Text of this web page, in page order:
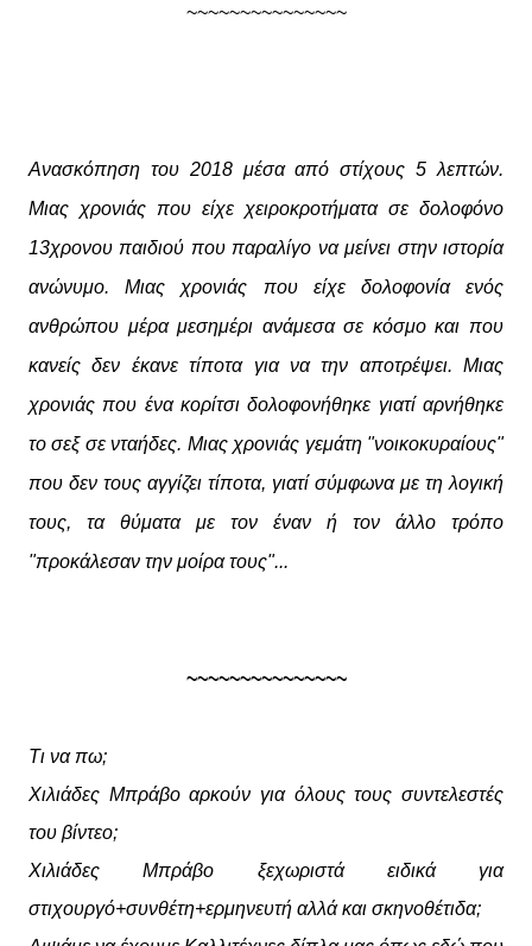
~~~~~~~~~~~~~~~
Ανασκόπηση του 2018 μέσα από στίχους 5 λεπτών.
Μιας χρονιάς που είχε χειροκροτήματα σε δολοφόνο
13χρονου παιδιού που παραλίγο να μείνει στην ιστορία
ανώνυμο. Μιας χρονιάς που είχε δολοφονία ενός
ανθρώπου μέρα μεσημέρι ανάμεσα σε κόσμο και που
κανείς δεν έκανε τίποτα για να την αποτρέψει. Μιας
χρονιάς που ένα κορίτσι δολοφονήθηκε γιατί αρνήθηκε
το σεξ σε νταήδες. Μιας χρονιάς γεμάτη "νοικοκυραίους"
που δεν τους αγγίζει τίποτα, γιατί σύμφωνα με τη λογική
τους, τα θύματα με τον έναν ή τον άλλο τρόπο
"προκάλεσαν την μοίρα τους"...
~~~~~~~~~~~~~~~
Τι να πω;
Χιλιάδες Μπράβο αρκούν για όλους τους συντελεστές
του βίντεο;
Χιλιάδες Μπράβο ξεχωριστά ειδικά για
στιχουργό+συνθέτη+ερμηνευτή αλλά και σκηνοθέτιδα;